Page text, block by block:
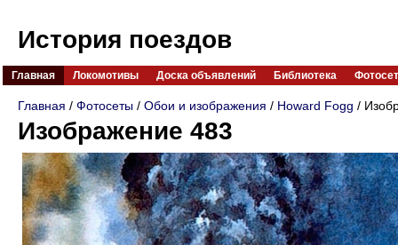
История поездов
Главная Локомотивы Доска объявлений Библиотека
Главная / Фотосеты / Обои и изображения / Howard Fogg /
Изображение 483